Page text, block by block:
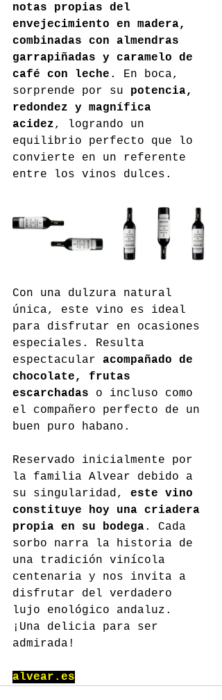
notas propias del
envejecimiento en madera,
combinadas con almendras
garrapiñadas y caramelo de
café con leche . En boca,
sorprende por su potencia,
redondez y magnífica
acidez, logrando un
equilibrio perfecto que lo
convierte en un referente
entre los vinos dulces.
Con una dulzura natural
única, este vino es ideal
para disfrutar en ocasiones
especiales. Resulta
espectacular acompañado de
chocolate, frutas
escarchadas o incluso como
el compañero perfecto de un
buen puro habano.
Reservado inicialmente por
la familia Alvear debido a
su singularidad, este vino
constituye hoy una criadera
propia en su bodega. Cada
sorbo narra la historia de
una tradición vinícola
centenaria y nos invita a
disfrutar del verdadero
lujo enológico andaluz.
¡Una delicia para ser
admirada!
alvear.es